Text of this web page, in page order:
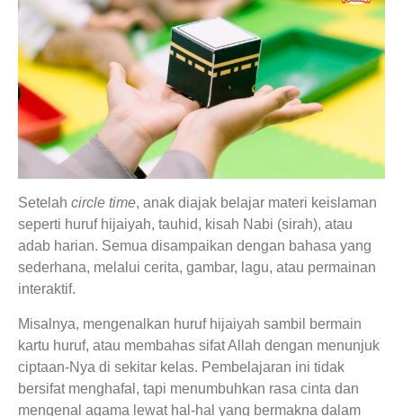
Setelah circle time, anak diajak belajar materi keislaman
seperti huruf hijaiyah, tauhid, kisah Nabi (sirah), atau
adab harian. Semua disampaikan dengan bahasa yang
sederhana, melalui cerita, gambar, lagu, atau permainan
interaktif.
Misalnya, mengenalkan huruf hijaiyah sambil bermain
kartu huruf, atau membahas sifat Allah dengan menunjuk
ciptaan-Nya di sekitar kelas. Pembelajaran ini tidak
bersifat menghafal, tapi menumbuhkan rasa cinta dan
mengenal agama lewat hal-hal yang bermakna dalam